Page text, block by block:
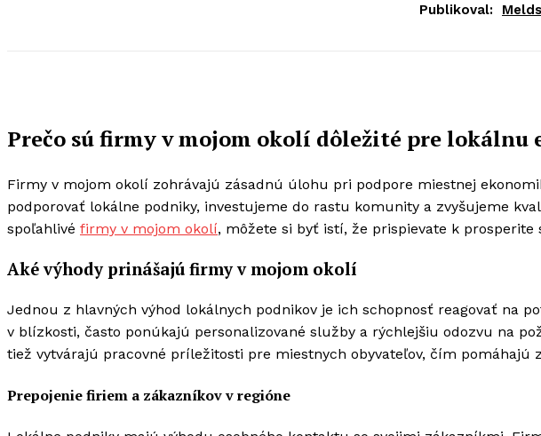
Publikoval:
Prečo sú firmy v mojom okolí dôležité pre lokálnu
Firmy v mojom okolí zohrávajú zásadnú úlohu pri podpore miestnej
podporovať lokálne podniky, investujeme do rastu komunity a zvyšujeme
spoľahlivé firmy v mojom okolí, môžete si byť istí, že prispievate k prosperite
Aké výhody prinášajú firmy v mojom okolí
Jednou z hlavných výhod lokálnych podnikov je ich schopnosť reagovať na
v blízkosti, často ponúkajú personalizované služby a rýchlejšiu odozvu na
tiež vytvárajú pracovné príležitosti pre miestnych obyvateľov, čím pomáhajú
Prepojenie firiem a zákazníkov v regióne